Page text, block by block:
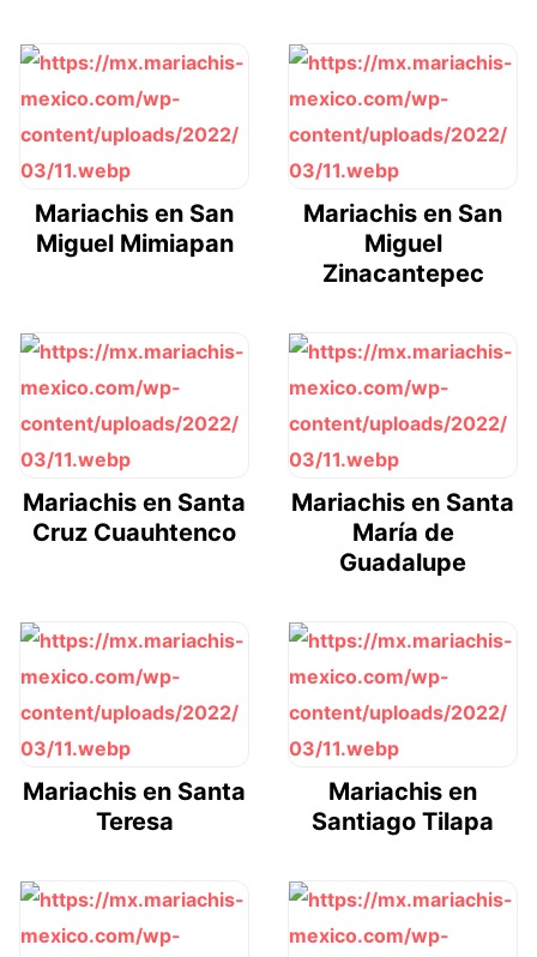
Mariachis en San
Miguel Mimiapan
Mariachis en San
Miguel
Zinacantepec
Mariachis en Santa
Cruz Cuauhtenco
Mariachis en Santa
María de
Guadalupe
Mariachis en Santa
Teresa
Mariachis en
Santiago Tilapa